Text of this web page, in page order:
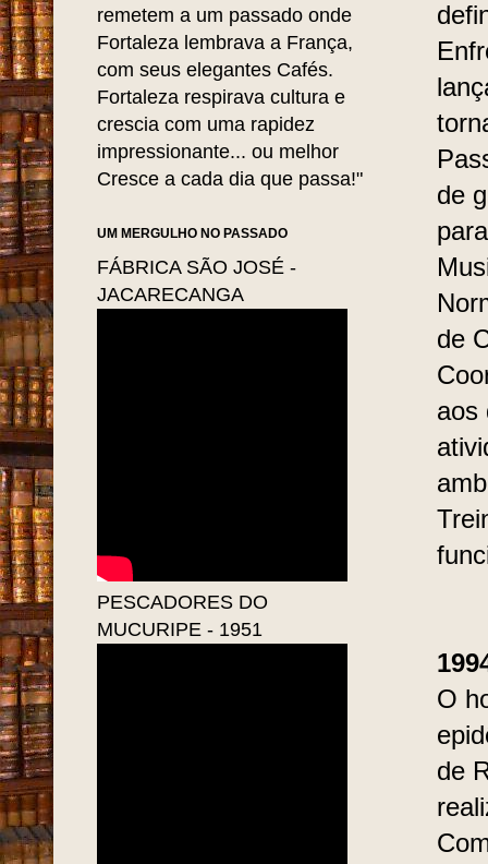
de
de
aos
O
de
remetem a um passado onde
Fortaleza lembrava a França,
com seus elegantes Cafés.
Fortaleza respirava cultura e
crescia com uma rapidez
impressionante... ou melhor
Cresce a cada dia que passa!"
UM MERGULHO NO PASSADO
FÁBRICA SÃO JOSÉ -
JACARECANGA
PESCADORES DO
MUCURIPE - 1951